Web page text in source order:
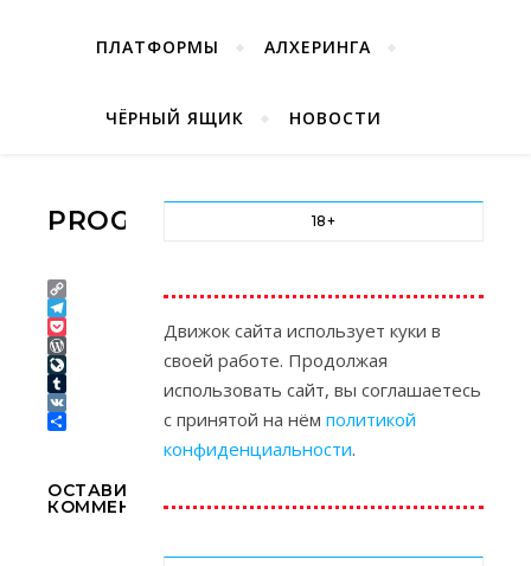
ПЛАТФОРМЫ АЛХЕРИНГА
ЧЁРНЫЙ ЯЩИК НОВОСТИ
PROGNOSYS12
Copy
Link
Telegram
Pocket
WordPress
LiveJournal
Tumblr
VK
ОСТАВИТЬ
КОММЕНТАРИЙ
18+
Движок сайта использует куки в
своей работе. Продолжая
использовать сайт, вы соглашаетесь
с принятой на нём политикой
конфиденциальности.